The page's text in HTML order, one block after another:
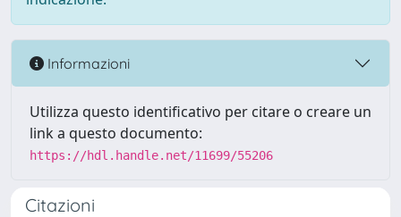
Informazioni
Utilizza questo identificativo per citare o creare un
link a questo documento:
https://hdl.handle.net/11699/55206
Citazioni